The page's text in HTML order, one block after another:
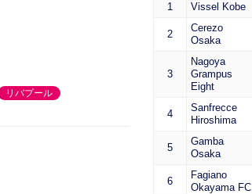
リバプール
1 Vissel Kobe
2
Cerezo
Osaka
3
Nagoya
Grampus
Eight
4
Sanfrecce
Hiroshima
5
Gamba
Osaka
6
Fagiano
Okayama FC